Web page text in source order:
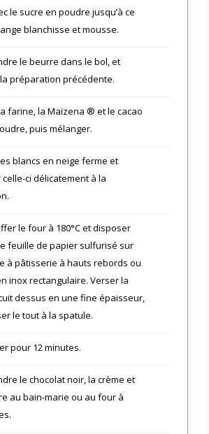
le sucre en poudre jusqu’à ce
blanchisse et mousse.
le beurre dans le bol, et
préparation précédente.
farine, la Maïzena ® et le cacao
puis mélanger.
blancs en neige ferme et
ci délicatement à la
le four à 180°C et disposer
feuille de papier sulfurisé sur
à pâtisserie à hauts rebords ou
inox rectangulaire. Verser la
dessus en une fine épaisseur,
le tout à la spatule.
pour 12 minutes.
le chocolat noir, la crème et
au bain-marie ou au four à